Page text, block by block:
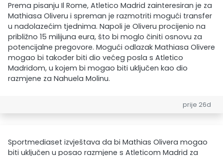
Prema pisanju Il Rome, Atletico Madrid zainteresiran je za
Mathiasa Oliveru i spreman je razmotriti mogući transfer
u nadolazećim tjednima. Napoli je Oliveru procijenio na
približno 15 milijuna eura, što bi moglo činiti osnovu za
potencijalne pregovore. Mogući odlazak Mathiasa Olivere
mogao bi također biti dio većeg posla s Atletico
Madridom, u kojem bi mogao biti uključen kao dio
razmjene za Nahuela Molinu.
prije 26d
Sportmediaset izvještava da bi Mathias Olivera mogao
biti uključen u posao razmjene s Atleticom Madrid za